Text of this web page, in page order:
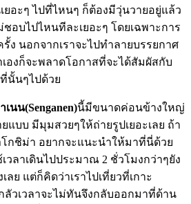
เยอะๆ ไปที่ไหนๆ ก็ต้องมีวุ่นวายอยู่แล้ว
ชอบไปไหนทีละเยอะๆ โดยเฉพาะการ
ง นอกจากเราจะไปทำลายบรรยกาศ
องก็จะพลาดโอกาสที่จะได้สัมผัสกับ
นั้นๆไปด้วย
นน(Senganen)นี้มีขนาดค่อนข้างใหญ่
บบ มีมุมสวยๆให้ถ่ายรูปเยอะเลย ถ้า
โกชิม่า อยากจะแนะนำให้มาที่นี่ด้วย
วลาเดินไปประมาณ 2 ชั่วโมงกว่าๆยัง
ลย แต่ก็คิดว่าเราไปเที่ยวที่เกาะ
ลัวเวลาจะไม่ทันจึงกลับออกมาที่ด้าน